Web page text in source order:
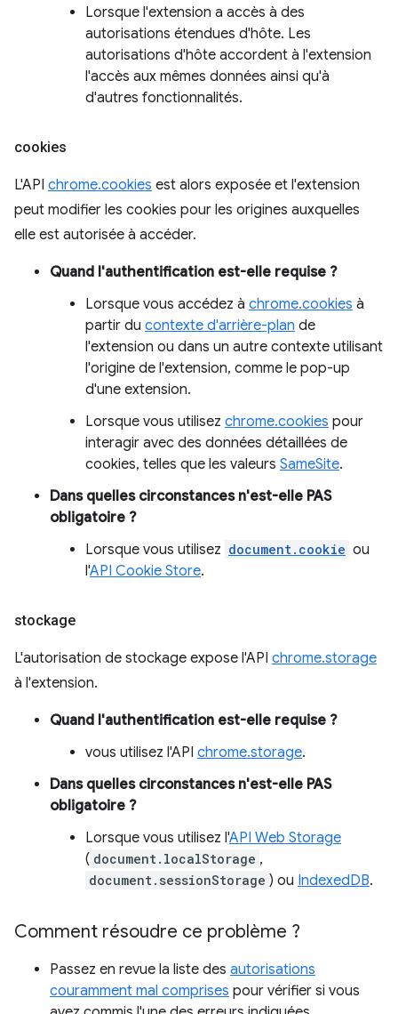
Lorsque l'extension a accès à des
autorisations étendues d'hôte. Les
autorisations d'hôte accordent à l'extension
l'accès aux mêmes données ainsi qu'à
d'autres fonctionnalités.
cookies
L'API chrome.cookies est alors exposée et l'extension
peut modifier les cookies pour les origines auxquelles
elle est autorisée à accéder.
Quand l'authentification est-elle requise ?
Lorsque vous accédez à chrome.cookies à
partir du contexte d'arrière-plan de
l'extension ou dans un autre contexte utilisant
l'origine de l'extension, comme le pop-up
d'une extension.
Lorsque vous utilisez chrome.cookies pour
interagir avec des données détaillées de
cookies, telles que les valeurs SameSite.
Dans quelles circonstances n'est-elle PAS
obligatoire ?
Lorsque vous utilisez document.cookie ou
l'API Cookie Store.
stockage
L'autorisation de stockage expose l'API chrome.storage
à l'extension.
Quand l'authentification est-elle requise ?
vous utilisez l'API chrome.storage.
Dans quelles circonstances n'est-elle PAS
obligatoire ?
Lorsque vous utilisez l'API Web Storage
( document.localStorage ,
document.sessionStorage ) ou IndexedDB.
Comment résoudre ce problème ?
Passez en revue la liste des autorisations
couramment mal comprises pour vérifier si vous